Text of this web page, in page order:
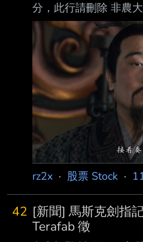
分，此行請刪除 非農
減少2.3萬人 美股指數
址超過一行，請用縮
1-2-2 處分。
https://
時間： 請勿張貼超過
20:40 記者署名： 鉅亨
容： 美國勞工統計局
新非農就業數據顯示，
少 2.3 萬人，遠低市
rz2x · 股票 Stock ·
42 [新聞] 馬斯克劍指
Terafab 徵